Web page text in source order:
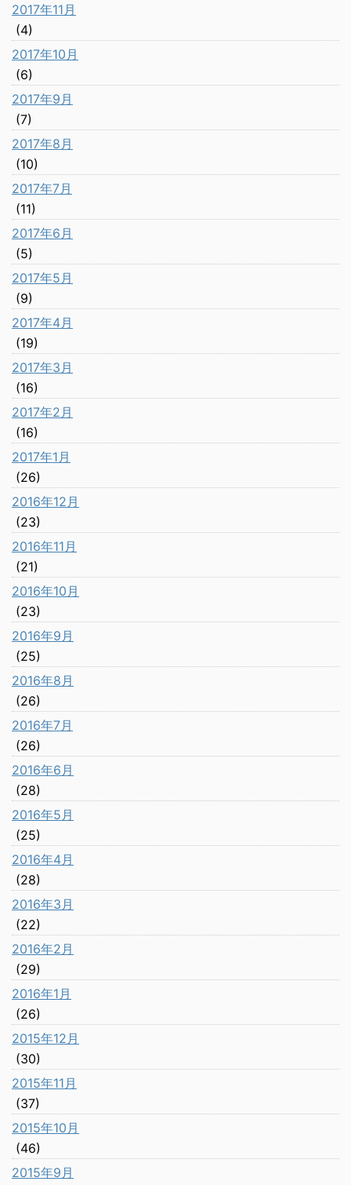
2017年11月
(4)
2017年10月
(6)
2017年9月
(7)
2017年8月
(10)
2017年7月
(11)
2017年6月
(5)
2017年5月
(9)
2017年4月
(19)
2017年3月
(16)
2017年2月
(16)
2017年1月
(26)
2016年12月
(23)
2016年11月
(21)
2016年10月
(23)
2016年9月
(25)
2016年8月
(26)
2016年7月
(26)
2016年6月
(28)
2016年5月
(25)
2016年4月
(28)
2016年3月
(22)
2016年2月
(29)
2016年1月
(26)
2015年12月
(30)
2015年11月
(37)
2015年10月
(46)
2015年9月